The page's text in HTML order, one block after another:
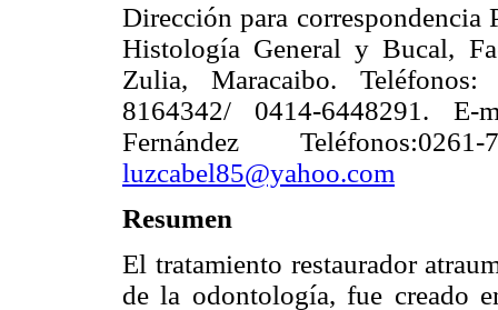
Dirección para correspondencia
Histología General y Bucal,
Zulia, Maracaibo.
8164342/ 0414-6448291.
Fernández
luzcabel85@yahoo.com
Resumen
El tratamiento restaurador
de la odontología, fue creado